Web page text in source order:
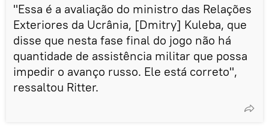
"Essa é a avaliação do ministro das Relações
Exteriores da Ucrânia, [Dmitry] Kuleba, que
disse que nesta fase final do jogo não há
quantidade de assistência militar que possa
impedir o avanço russo. Ele está correto",
ressaltou Ritter.